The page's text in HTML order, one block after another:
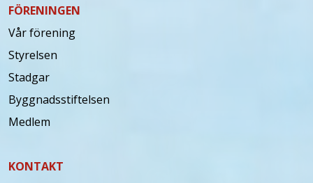
FÖRENINGEN
Vår förening
Styrelsen
Stadgar
Byggnadsstiftelsen
Medlem
KONTAKT